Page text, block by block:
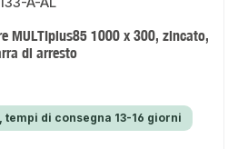
MULTIplus85 1000 x 300, zincato,
di arresto
tempi di consegna 13-16 giorni